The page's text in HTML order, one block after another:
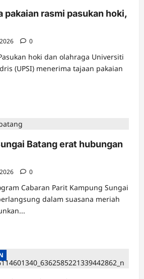
pakaian rasmi pasukan hoki,
0
hoki dan olahraga Universiti
(UPSI) menerima tajaan pakaian
Batang erat hubungan
0
Cabaran Parit Kampung Sungai
dalam suasana meriah